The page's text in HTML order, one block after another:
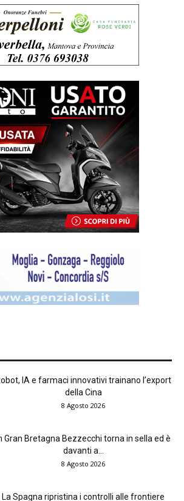
IA e farmaci innovativi trainano l’export
della Cina
8 Agosto 2026
Gran Bretagna Bezzecchi torna in sella ed è
davanti a...
8 Agosto 2026
La Spagna ripristina i controlli alle frontiere